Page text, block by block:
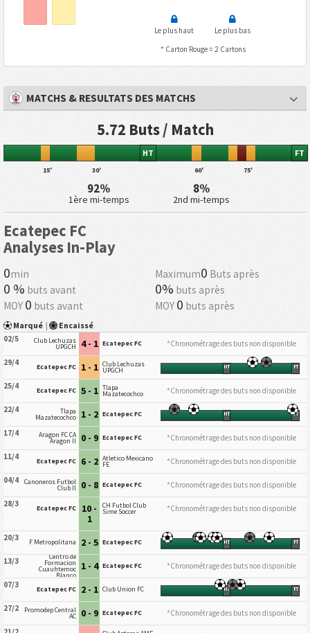
Le plus haut
Le plus bas
* Carton Rouge = 2 Cartons
MATCHS & RESULTATS DES MATCHS
5.72 Buts / Match
15' 30'
HT
60' 75'
FT
92%
1ère mi-temps
8%
2nd mi-temps
Ecatepec FC
Analyses In-Play
0min Maximum0 Buts après
0 % buts avant 0% buts après
MOY 0 buts avant MOY 0 buts après
Marqué | Encaissé
02/5 Club Lechuzas
UPGCH 4 - 1 Ecatepec FC
*Chronométrage des buts non disponible
29/4
Ecatepec FC 1 - 1 Club Lechuzas
UPGCH HT FT
25/4 Ecatepec FC 5 - 1 Tlapa
Mazatecochco
*Chronométrage des buts non disponible
22/4
Tlapa
Mazatecochco 1 - 2 Ecatepec FC HT FT
17/4 Aragon FC CA
Aragon II 0 - 9 Ecatepec FC
*Chronométrage des buts non disponible
11/4
Ecatepec FC 6 - 2 Atletico Mexicano
FE
*Chronométrage des buts non disponible
04/4
Canoneros Futbol
Club II 0 - 8 Ecatepec FC
*Chronométrage des buts non disponible
28/3
Ecatepec FC
10 -
1
CH Futbol Club
Sime Soccer *Chronométrage des buts non disponible
20/3 F Metropolitana 2 - 5 Ecatepec FC HT FT
13/3 Centro de
Formacion
Cuauhtemoc
Blanco
1 - 4 Ecatepec FC
*Chronométrage des buts non disponible
07/3
Ecatepec FC 2 - 1 Club Union FC HT FT
27/2 Promodep Central
AC 0 - 9 Ecatepec FC
*Chronométrage des buts non disponible